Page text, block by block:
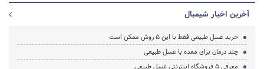
آخرین اخبار شیمبال
خرید عسل طبیعی فقط با این 5 روش ممکن است
چند درمان برای معده با عسل طبیعی
معرفی 5 فروشگاه اینترنتی عسل طبیعی